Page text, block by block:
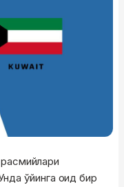
ўйинга оид бир